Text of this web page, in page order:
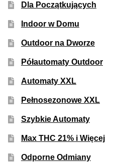
Dla Początkujących
Indoor w Domu
Outdoor na Dworze
Półautomaty Outdoor
Automaty XXL
Pełnosezonowe XXL
Szybkie Automaty
Max THC 21% i Więcej
Odporne Odmiany